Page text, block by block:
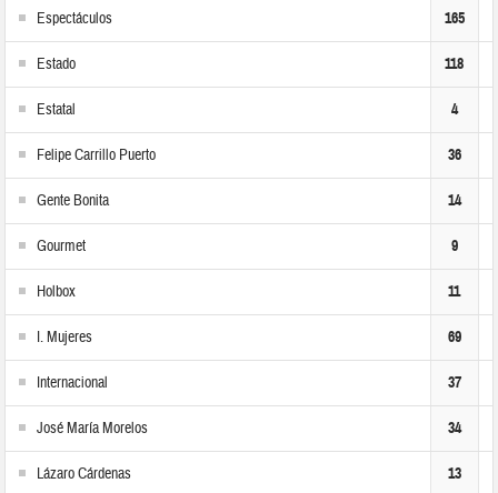
Espectáculos 165
Estado 118
Estatal 4
Felipe Carrillo Puerto 36
Gente Bonita 14
Gourmet 9
Holbox 11
I. Mujeres 69
Internacional 37
José María Morelos 34
Lázaro Cárdenas 13